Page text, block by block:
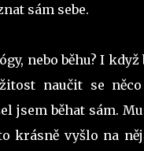
sám sebe.
nebo běhu? I když
naučit se něco
běhat sám.
krásně vyšlo na